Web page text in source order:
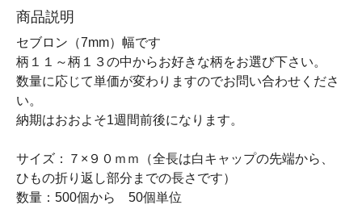
商品説明
セブロン（7mm）幅です
柄１１～柄１３の中からお好きな柄をお選び下さい。
数量に応じて単価が変わりますのでお問い合わせくださ
い。
納期はおおよそ1週間前後になります。
サイズ：７×９０ｍｍ（全長は白キャップの先端から、
ひもの折り返し部分までの長さです）
数量：500個から 50個単位